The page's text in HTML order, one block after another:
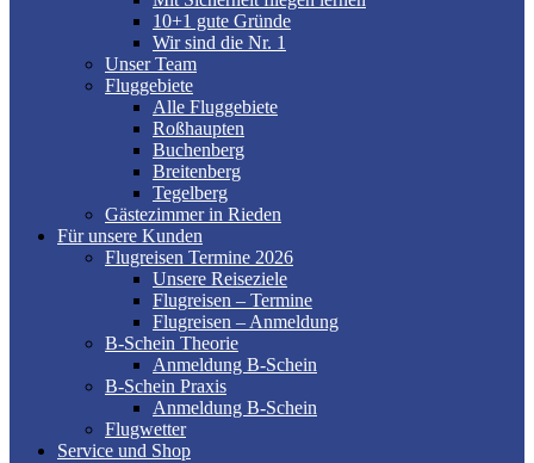
10+1 gute Gründe
Wir sind die Nr. 1
Unser Team
Fluggebiete
Alle Fluggebiete
Roßhaupten
Buchenberg
Breitenberg
Tegelberg
Gästezimmer in Rieden
Für unsere Kunden
Flugreisen Termine 2026
Unsere Reiseziele
Flugreisen – Termine
Flugreisen – Anmeldung
B-Schein Theorie
Anmeldung B-Schein
B-Schein Praxis
Anmeldung B-Schein
Flugwetter
Service und Shop